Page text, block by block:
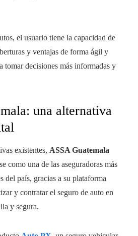
el usuario tiene la capacidad de
y ventajas de forma ágil y
tomar decisiones más informadas y
una alternativa
existentes, ASSA Guatemala
como una de las aseguradoras más
del país, gracias a su plataforma
y contratar el seguro de auto en
y segura.